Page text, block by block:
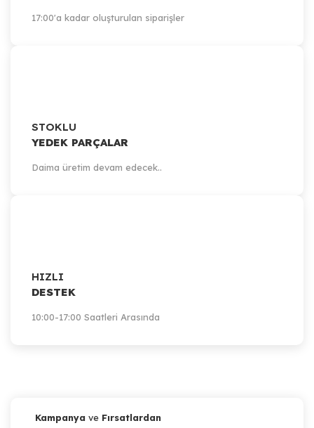
17:00'a kadar oluşturulan siparişler
STOKLU
YEDEK PARÇALAR
Daima üretim devam edecek..
HIZLI
DESTEK
10:00-17:00 Saatleri Arasında
Kampanya ve Fırsatlardan